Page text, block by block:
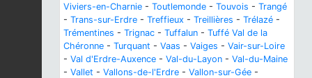
Viviers-en-Charnie - Toutlemonde - Touvois - Trangé
- Trans-sur-Erdre - Treffieux - Treillières - Trélazé -
Trémentines - Trignac - Tuffalun - Tuffé Val de la
Chéronne - Turquant - Vaas - Vaiges - Vair-sur-Loire
- Val d'Erdre-Auxence - Val-du-Layon - Val-du-Maine
- Vallet - Vallons-de-l'Erdre - Vallon-sur-Gée -